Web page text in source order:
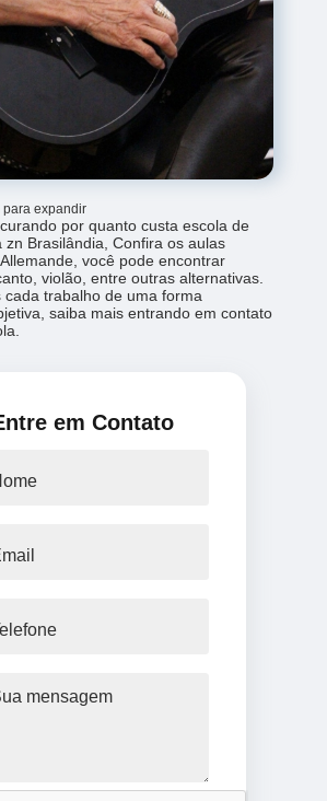
expandir
por quanto custa escola de
zn Brasilândia, Confira os aulas
você pode encontrar
violão, entre outras alternativas.
cada trabalho de uma forma
saiba mais entrando em contato
em Contato